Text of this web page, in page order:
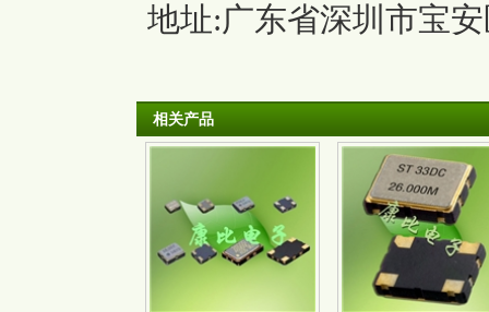
地址:广东省深圳市宝
相关产品